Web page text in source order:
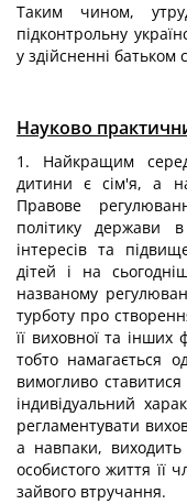
Таким чином,
підконтрольну
у здійсненні батьком
Науково
1. Найкращим
дитини є сім'я, а
Правове
політику держави в
інтересів та
дітей і на
названому
турботу про
її виховної та інших
тобто намагається
вимогливо
індивідуальний
регламентувати
а навпаки,
особистого життя її
зайвого втручання.